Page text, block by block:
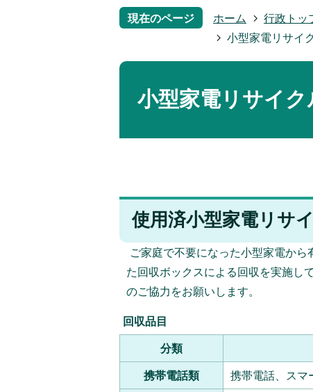
現在のページ ホーム 行政トッ
小型家電リサイ
小型家電リサイ
使用済小型家電リサ
ご家庭で不要になった小型家電か
た回収ボックスによる回収を実施し
のご協力をお願いします。
回収品目
分類
携帯電話類
携帯電話、スマ